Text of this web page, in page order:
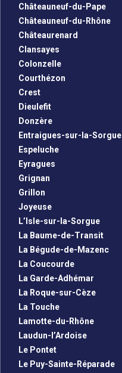
Châteauneuf-du-Pape
Châteauneuf-du-Rhône
Châteaurenard
Clansayes
Colonzelle
Courthézon
Crest
Dieulefit
Donzère
Entraigues-sur-la-Sorgue
Espeluche
Eyragues
Grignan
Grillon
Joyeuse
L’Isle-sur-la-Sorgue
La Baume-de-Transit
La Bégude-de-Mazenc
La Coucourde
La Garde-Adhémar
La Roque-sur-Cèze
La Touche
Lamotte-du-Rhône
Laudun-l’Ardoise
Le Pontet
Le Puy-Sainte-Réparade